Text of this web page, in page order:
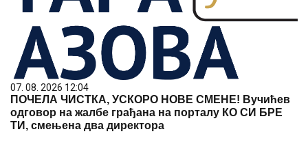
07. 08. 2026 12:04
ПОЧЕЛА ЧИСТКА, УСКОРО НОВЕ СМЕНЕ! Вучићев
одговор на жалбе грађана на порталу КО СИ БРЕ
ТИ, смењена два директора